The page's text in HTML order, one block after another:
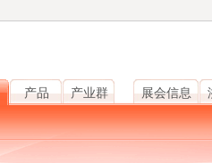
产品 产业群 展会信息